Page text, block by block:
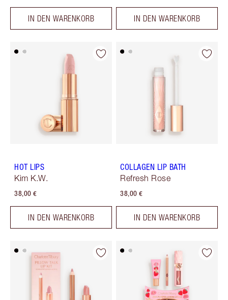
IN DEN WARENKORB IN DEN WARENKORB
HOT LIPS
Kim K.W.
38,00 €
IN DEN WARENKORB
COLLAGEN LIP BATH
Refresh Rose
38,00 €
IN DEN WARENKORB